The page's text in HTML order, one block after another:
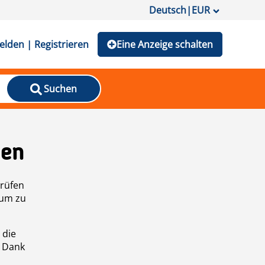
Deutsch|EUR
| Registrieren Eine Anzeige schalten
Suchen
zu
die